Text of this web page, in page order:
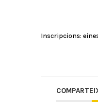
Inscripcions: